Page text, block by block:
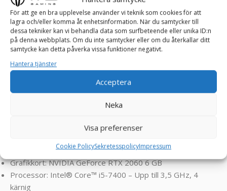
För att ge en bra upplevelse använder vi teknik som cookies för att
lagra och/eller komma åt enhetsinformation. När du samtycker till
dessa tekniker kan vi behandla data som surfbeteende eller unika ID:n
på denna webbplats. Om du inte samtycker eller om du återkallar ditt
samtycke kan detta påverka vissa funktioner negativt.
Hantera tjänster
Acceptera
Neka
Visa preferenser
Cookie PolicySekretesspolicyImpressum
gamingdator levererar hög prestanda och grafik i många
utav dagens spel, vilket gör den idealisk för att köra de
senaste spelen med bra bildkvalitet. TNS IVORY Speldator
är gjord för spelare som sätter prestanda i första hand
och vill ha en spännande och immersiv spelvärld.
Klarar spel som FarCry, RDR2, Assasin’s Creed, Valorant,
Rocket League, Roblox, Minecraft, GTA, League of
Legends, World of Warcraft, Fortnite, CS2, Overwatch ,
SPECIFIKATIONER:
Grafikkort: NVIDIA GeForce RTX 2060 6 GB
Processor: Intel® Core™ i5-7400 – Upp till 3,5 GHz, 4
kärnig